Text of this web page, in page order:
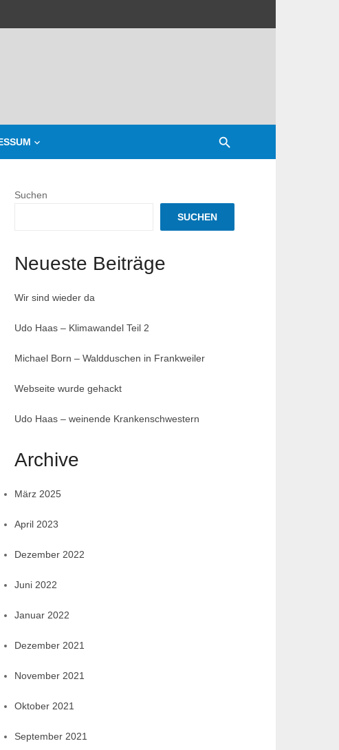
Suchen
SUCHEN
Neueste Beiträge
Wir sind wieder da
Udo Haas – Klimawandel Teil 2
Michael Born – Waldduschen in Frankweiler
Webseite wurde gehackt
Udo Haas – weinende Krankenschwestern
Archive
März 2025
April 2023
Dezember 2022
Juni 2022
Januar 2022
Dezember 2021
November 2021
Oktober 2021
September 2021